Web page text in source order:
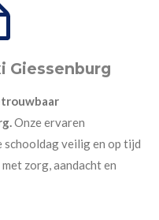
Giessenburg
Onze ervaren
schooldag veilig en op tijd
zorg, aandacht en